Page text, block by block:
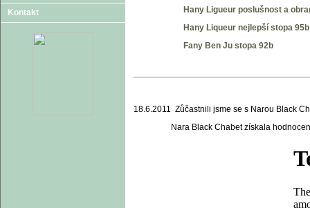
Kontakt
Hany Ligueur poslušnost a
Hany Liqueur nejlepší stopa 95b
Fany Ben Ju stopa 92b
18.6.2011 Zůčastnili jsme se s Narou Black
Nara Black Chabet získala hodnocení